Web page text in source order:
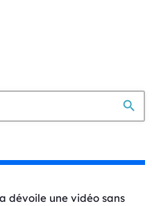
search
dévoile une vidéo sans